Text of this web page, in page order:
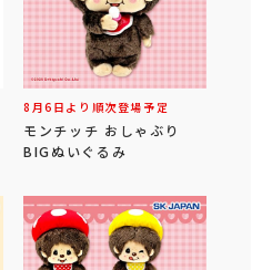
8月6日より順次登場予定
モンチッチ おしゃぶり
BIGぬいぐるみ